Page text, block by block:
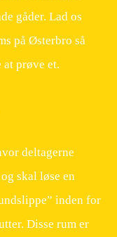
gåder. Lad os
på Østerbro så
prøve et.
deltagerne
skal løse en
inden for
Disse rum er